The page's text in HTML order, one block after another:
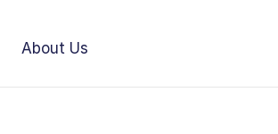
About Us